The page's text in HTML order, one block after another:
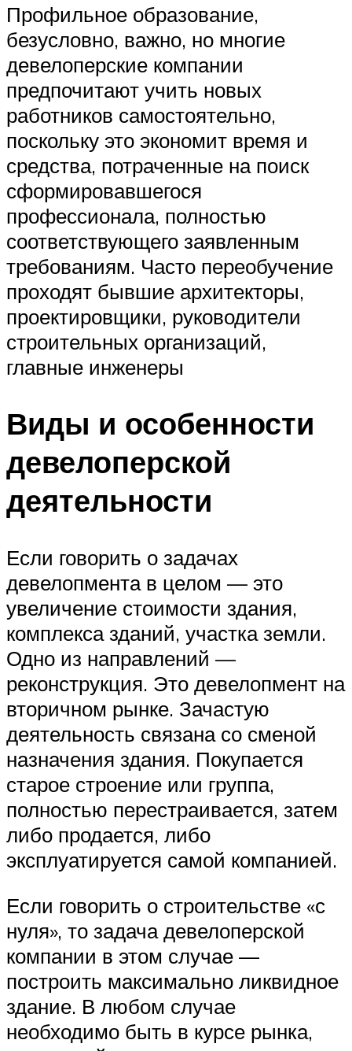
Профильное образование,
безусловно, важно, но многие
девелоперские компании
предпочитают учить новых
работников самостоятельно,
поскольку это экономит время и
средства, потраченные на поиск
сформировавшегося
профессионала, полностью
соответствующего заявленным
требованиям. Часто переобучение
проходят бывшие архитекторы,
проектировщики, руководители
строительных организаций,
главные инженеры
Виды и особенности
девелоперской
деятельности
Если говорить о задачах
девелопмента в целом — это
увеличение стоимости здания,
комплекса зданий, участка земли.
Одно из направлений —
реконструкция. Это девелопмент на
вторичном рынке. Зачастую
деятельность связана со сменой
назначения здания. Покупается
старое строение или группа,
полностью перестраивается, затем
либо продается, либо
эксплуатируется самой компанией.
Если говорить о строительстве «с
нуля», то задача девелоперской
компании в этом случае —
построить максимально ликвидное
здание. В любом случае
необходимо быть в курсе рынка,